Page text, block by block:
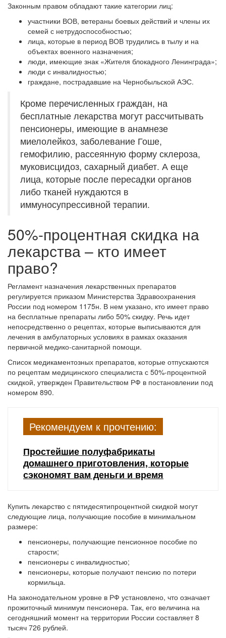
Законным правом обладают такие категории лиц:
участники ВОВ, ветераны боевых действий и члены их
семей с нетрудоспособностью;
лица, которые в период ВОВ трудились в тылу и на
объектах военного назначения;
люди, имеющие знак «Жителя блокадного Ленинграда»;
люди с инвалидностью;
граждане, пострадавшие на Чернобыльской АЭС.
Кроме перечисленных граждан, на
бесплатные лекарства могут рассчитывать
пенсионеры, имеющие в анамнезе
миелолейкоз, заболевание Гоше,
гемофилию, рассеянную форму склероза,
муковисцидоз, сахарный диабет. А еще
лица, которые после пересадки органов
либо тканей нуждаются в
иммуносупрессивной терапии.
50%-процентная скидка на
лекарства – кто имеет
право?
Регламент назначения лекарственных препаратов
регулируется приказом Министерства Здравоохранения
России под номером 1175н. В нем указано, кто имеет право
на бесплатные препараты либо 50% скидку. Речь идет
непосредственно о рецептах, которые выписываются для
лечения в амбулаторных условиях в рамках оказания
первичной медико-санитарной помощи.
Список медикаментозных препаратов, которые отпускаются
по рецептам медицинского специалиста с 50%-процентной
скидкой, утвержден Правительством РФ в постановлении под
номером 890.
Рекомендуем к прочтению:
Простейшие полуфабрикаты
домашнего приготовления, которые
сэкономят вам деньги и время
Купить лекарство с пятидесятипроцентной скидкой могут
следующие лица, получающие пособие в минимальном
размере:
пенсионеры, получающие пенсионное пособие по
старости;
пенсионеры с инвалидностью;
пенсионеры, которые получают пенсию по потери
кормильца.
На законодательном уровне в РФ установлено, что означает
прожиточный минимум пенсионера. Так, его величина на
сегодняшний момент на территории России составляет 8
тысяч 726 рублей.